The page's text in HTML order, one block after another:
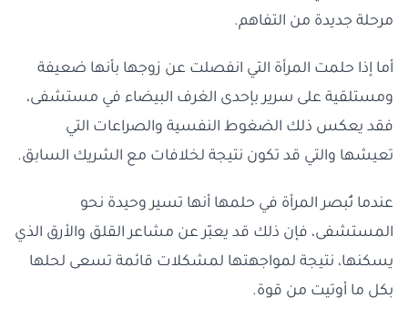
مرحلة جديدة من التفاهم.
أما إذا حلمت المرأة التي انفصلت عن زوجها بأنها ضعيفة
ومستلقية على سرير بإحدى الغرف البيضاء في مستشفى،
فقد يعكس ذلك الضغوط النفسية والصراعات التي
تعيشها والتي قد تكون نتيجة لخلافات مع الشريك السابق.
عندما تُبصر المرأة في حلمها أنها تسير وحيدة نحو
المستشفى، فإن ذلك قد يعبّر عن مشاعر القلق والأرق الذي
يسكنها، نتيجة لمواجهتها لمشكلات قائمة تسعى لحلها
بكل ما أوتيت من قوة.